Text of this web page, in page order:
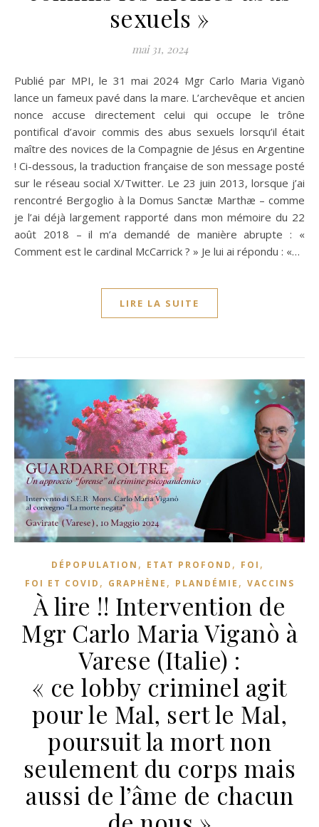
sexuels »
mai 31, 2024
Publié par MPI, le 31 mai 2024 Mgr Carlo Maria Viganò
lance un fameux pavé dans la mare. L’archevêque et ancien
nonce accuse directement celui qui occupe le trône
pontifical d’avoir commis des abus sexuels lorsqu’il était
maître des novices de la Compagnie de Jésus en Argentine
! Ci-dessous, la traduction française de son message posté
sur le réseau social X/Twitter. Le 23 juin 2013, lorsque j’ai
rencontré Bergoglio à la Domus Sanctæ Marthæ – comme
je l’ai déjà largement rapporté dans mon mémoire du 22
août 2018 – il m’a demandé de manière abrupte : «
Comment est le cardinal McCarrick ? » Je lui ai répondu : «…
LIRE LA SUITE
DÉPOPULATION , ETAT PROFOND , FOI ,
FOI ET COVID , GRAPHÈNE , PLANDÉMIE , VACCINS
À lire !! Intervention de
Mgr Carlo Maria Viganò à
Varese (Italie) :
« ce lobby criminel agit
pour le Mal, sert le Mal,
poursuit la mort non
seulement du corps mais
aussi de l’âme de chacun